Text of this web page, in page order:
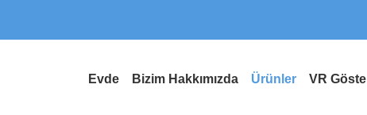
Evde Bizim Hakkımızda Ürünler VR